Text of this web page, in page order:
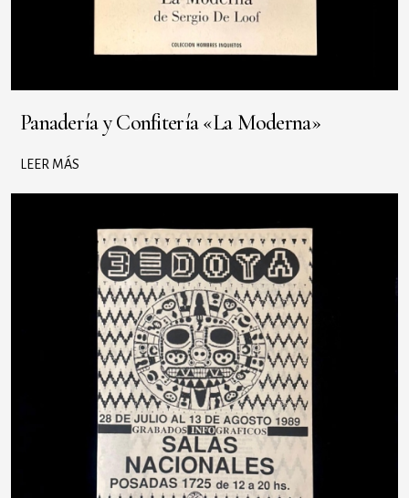
Panadería y Confitería «La Moderna»
LEER MÁS